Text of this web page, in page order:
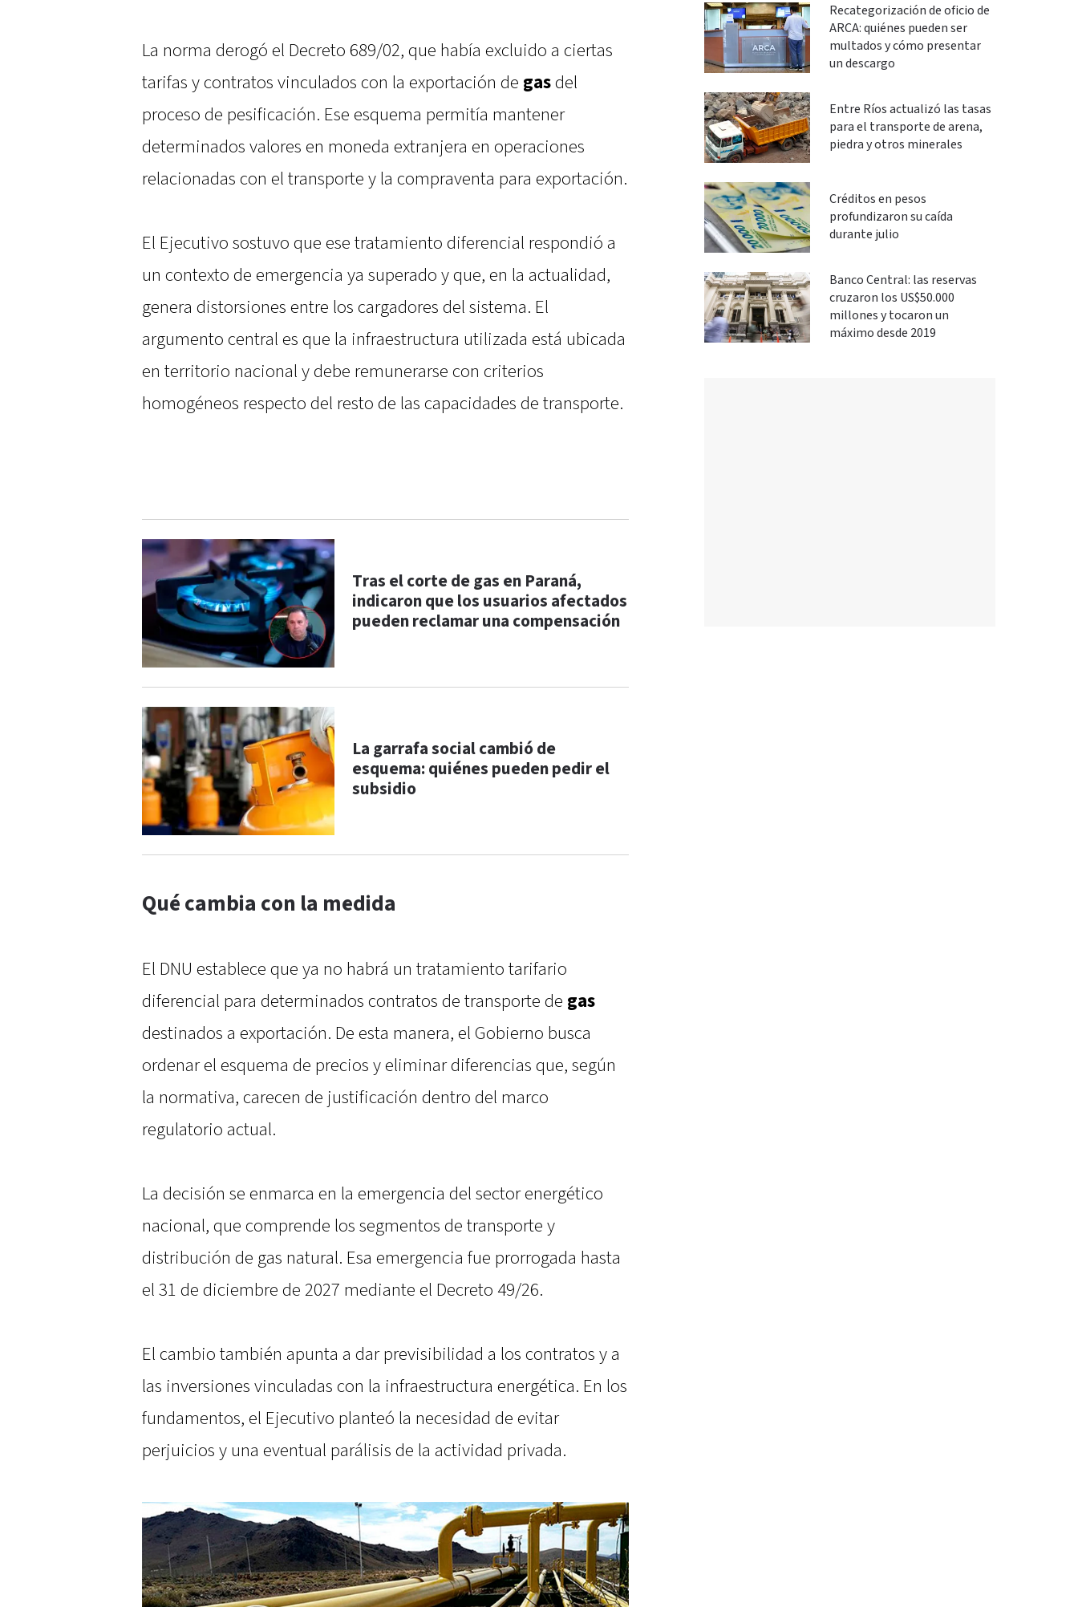
La norma derogó el Decreto 689/02, que había excluido a ciertas
tarifas y contratos vinculados con la exportación de gasdel
proceso de pesificación. Ese esquema permitía mantener
determinados valores en moneda extranjera en operaciones
relacionadas con el transporte y la compraventa para exportación.
El Ejecutivo sostuvo que ese tratamiento diferencial respondió a
un contexto de emergencia ya superado y que, en la actualidad,
genera distorsiones entre los cargadores del sistema. El
argumento central es que la infraestructura utilizada está ubicada
en territorio nacional y debe remunerarse con criterios
homogéneos respecto del resto de las capacidades de transporte.
Tras el corte de gas en Paraná,
indicaron que los usuarios afectados
pueden reclamar una compensación
La garrafa social cambió de
esquema: quiénes pueden pedir el
subsidio
Qué cambia con la medida
El DNU establece que ya no habrá un tratamiento tarifario
diferencial para determinados contratos de transporte de gas
destinados a exportación. De esta manera, el Gobierno busca
ordenar el esquema de precios y eliminar diferencias que, según
la normativa, carecen de justificación dentro del marco
regulatorio actual.
La decisión se enmarca en la emergencia del sector energético
nacional, que comprende los segmentos de transporte y
distribución de gas natural. Esa emergencia fue prorrogada hasta
el 31 de diciembre de 2027 mediante el Decreto 49/26.
El cambio también apunta a dar previsibilidad a los contratos y a
las inversiones vinculadas con la infraestructura energética. En los
fundamentos, el Ejecutivo planteó la necesidad de evitar
perjuicios y una eventual parálisis de la actividad privada.
Recategorización de oficio de
ARCA: quiénes pueden ser
multados y cómo presentar
un descargo
Entre Ríos actualizó las tasas
para el transporte de arena,
piedra y otros minerales
Créditos en pesos
profundizaron su caída
durante julio
Banco Central: las reservas
cruzaron los US$50.000
millones y tocaron un
máximo desde 2019